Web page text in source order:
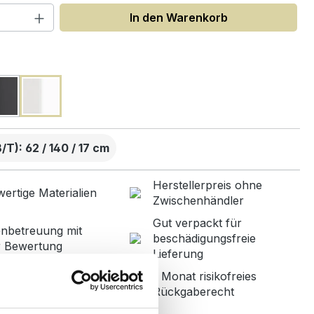
Anzahl: Gib den gewünschten Wert
In den Warenkorb
T): 62 / 140 / 17 cm
Materialien
Herstellerpreis ohne
Zwischenhändler
mit
Bewertung
Gut verpackt für
beschädigungsfreie
Lieferung
in Germany
1 Monat risikofreies
Rückgaberecht